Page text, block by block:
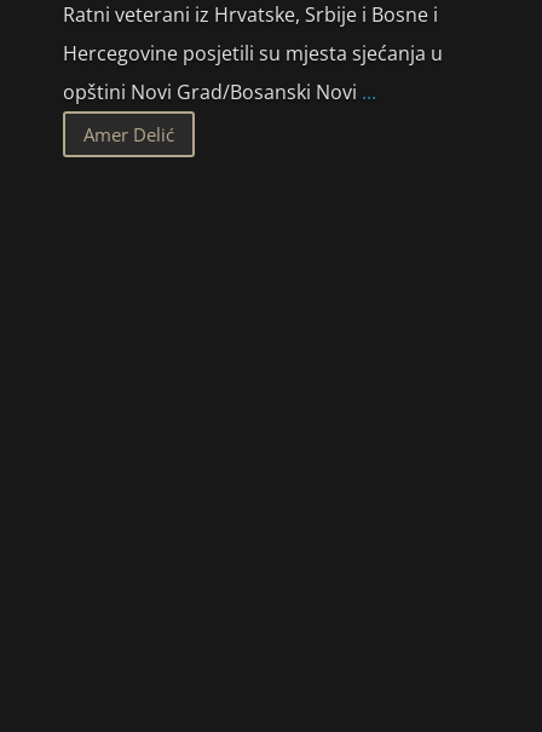
Ratni veterani iz Hrvatske, Srbije i Bosne i
Hercegovine posjetili su mjesta sjećanja u
opštini Novi Grad/Bosanski Novi ...
Amer Delić